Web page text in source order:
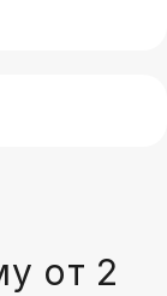
от 2